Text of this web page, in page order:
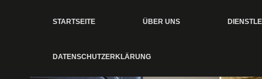
STARTSEITE ÜBER UNS
DATENSCHUTZERKLÄRUNG